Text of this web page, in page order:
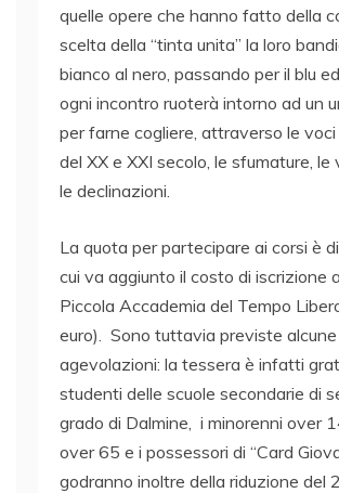
quelle opere che hanno fatto della
scelta della “tinta unita” la loro
bianco al nero, passando per il blu
ogni incontro ruoterà intorno ad un
per farne cogliere, attraverso le
del XX e XXI secolo, le sfumature, le
le declinazioni.
La quota per partecipare ai corsi è
cui va aggiunto il costo di iscrizione
Piccola Accademia del Tempo
euro). Sono tuttavia previste alcune
agevolazioni: la tessera è infatti
studenti delle scuole secondarie di
grado di Dalmine, i minorenni over
over 65 e i possessori di “Card
godranno inoltre della riduzione del